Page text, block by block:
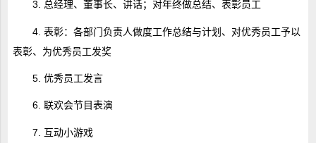
3. 总经理、董事长、讲话；对年终做总结、表彰员工
4. 表彰：各部门负责人做度工作总结与计划、对优秀员工予以
表彰、为优秀员工发奖
5. 优秀员工发言
6. 联欢会节目表演
7. 互动小游戏